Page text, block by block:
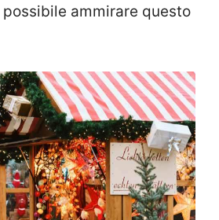
ammirare questo